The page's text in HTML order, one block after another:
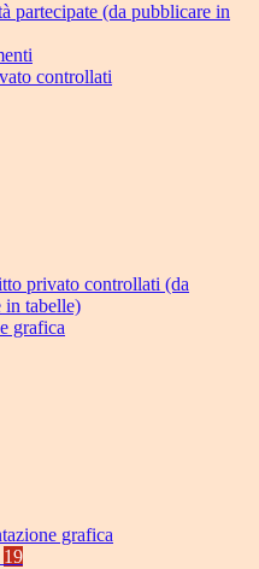
partecipate (da pubblicare in
controllati
privato controllati (da
in tabelle)
grafica
grafica
19